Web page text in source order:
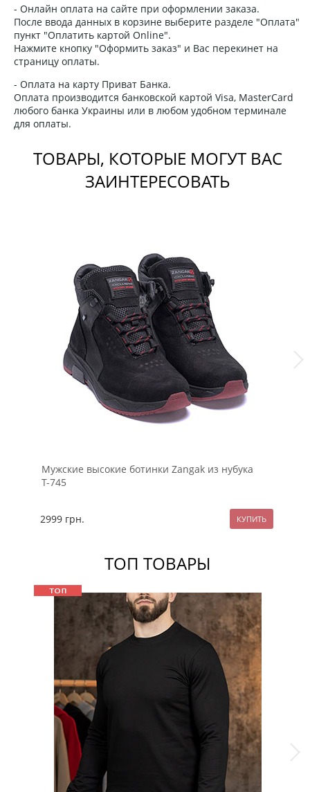
- Онлайн оплата на сайте при оформлении заказа.
После ввода данных в корзине выберите разделе "Оплата"
пункт "Оплатить картой Online".
Нажмите кнопку "Оформить заказ" и Вас перекинет на
страницу оплаты.
- Оплата на карту Приват Банка.
Оплата производится банковской картой Visa, MasterCard
любого банка Украины или в любом удобном терминале
для оплаты.
ТОВАРЫ, КОТОРЫЕ МОГУТ ВАС
ЗАИНТЕРЕСОВАТЬ
Мужские высокие ботинки Zangak из нубука
Т-745
2999 грн.
ТОП ТОВАРЫ